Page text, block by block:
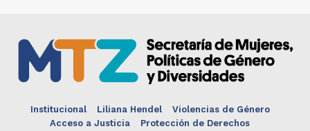
Institucional Liliana Hendel
Violencias de Género
Acceso a Justicia
Protección de Derechos